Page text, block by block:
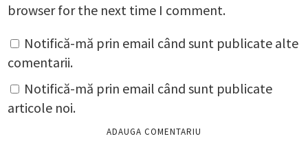
browser for the next time I comment.
Notifică-mă prin email când sunt publicate alte
comentarii.
Notifică-mă prin email când sunt publicate
articole noi.